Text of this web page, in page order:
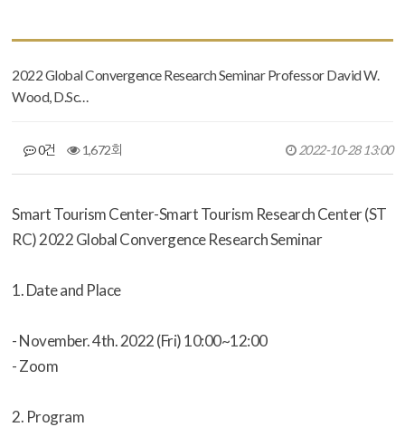
2022 Global Convergence Research Seminar Professor David W.
Wood, D.Sc…
0건 1,672회 2022-10-28 13:00
Smart Tourism Center-SmartTourism Research Center (ST
RC) 2022 Global Convergence Research Seminar
1. Date and Place
- November. 4th. 2022 (Fri) 10:00~12:00
- Zoom
2. Program